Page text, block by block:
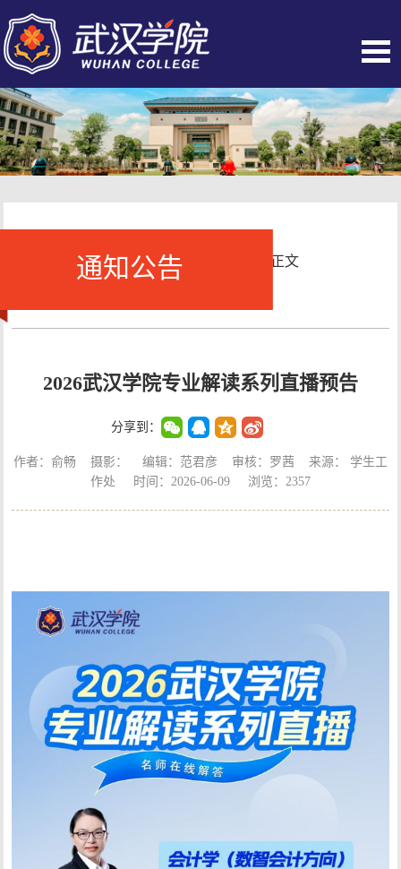
通知公告
当前位置：首页- - 正文
2026武汉学院专业解读系列直播预告
分享到：
作者：俞畅 摄影： 编辑：范君彦 审核：罗茜 来源： 学生工
作处 时间：2026-06-09 浏览： 2357